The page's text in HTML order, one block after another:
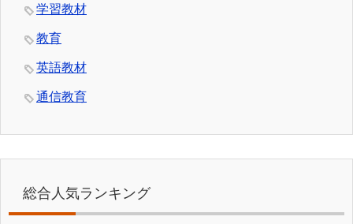
学習教材
教育
英語教材
通信教育
総合人気ランキング